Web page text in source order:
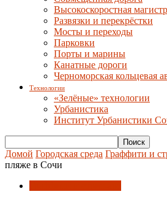
Высокоскоростная
Развязки и перекрёстки
Мосты и переходы
Парковки
Порты и марины
Канатные дороги
Черноморская кольцевая
Технологии
«Зелёные» технологии
Урбанистика
Институт Урбанистики
Домой Городская среда Граффити и
пляже в Сочи